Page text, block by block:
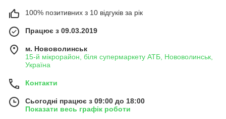
100% позитивних з 10 відгуків за рік
Працює з 09.03.2019
м. Нововолинськ
15-й мікрорайон, біля супермаркету АТБ, Нововолинськ,
Україна
Контакти
Сьогодні працює з 09:00 до 18:00
Показати весь графік роботи